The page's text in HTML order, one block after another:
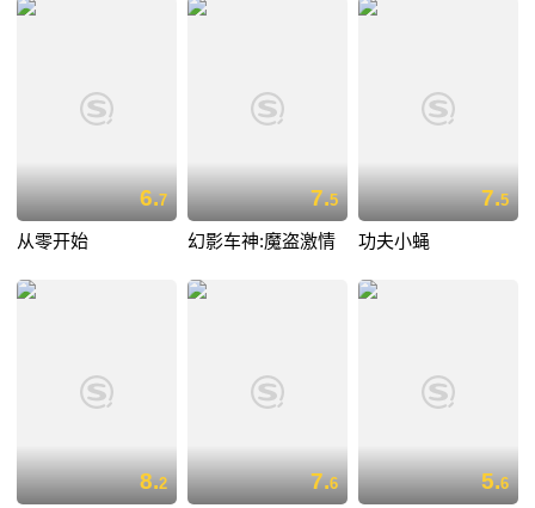
6.7
从零开始
7.5
幻影车神:魔盗激情
7.5
功夫小蝇
8.2 7.6 5.6